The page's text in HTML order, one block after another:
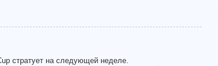
стратует на следующей неделе.